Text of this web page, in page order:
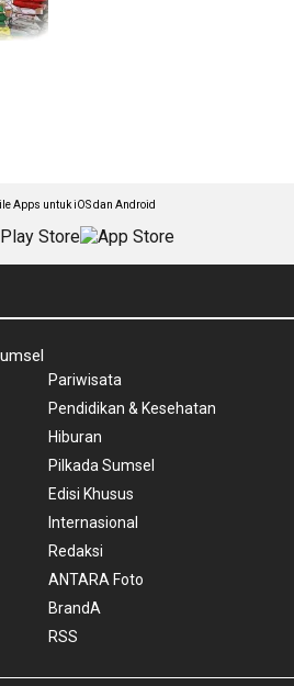
Apps untuk iOS dan Android
Pariwisata
Pendidikan & Kesehatan
Hiburan
Pilkada Sumsel
Edisi Khusus
Internasional
Redaksi
ANTARA Foto
BrandA
RSS